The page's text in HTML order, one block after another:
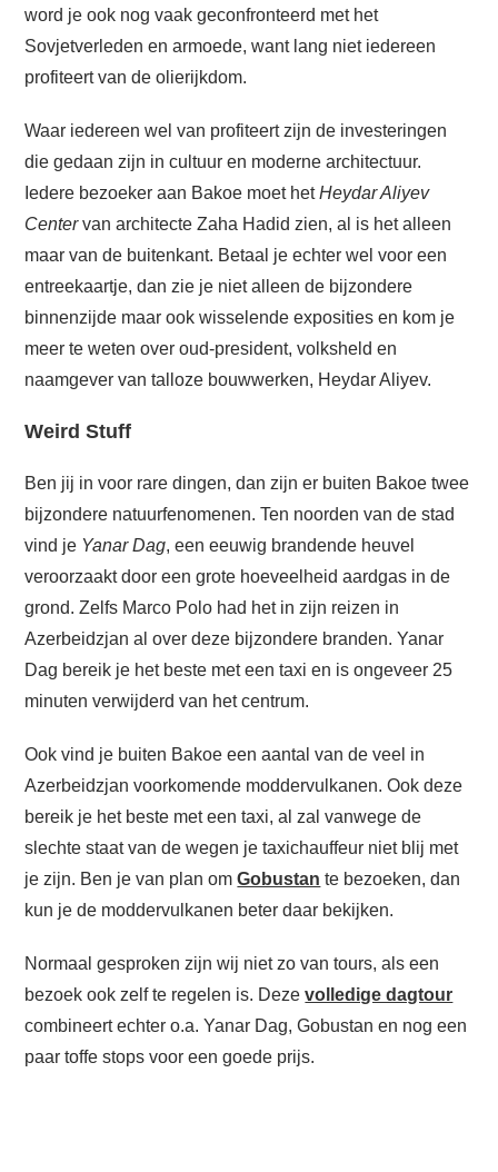
word je ook nog vaak geconfronteerd met het
Sovjetverleden en armoede, want lang niet iedereen
profiteert van de olierijkdom.
Waar iedereen wel van profiteert zijn de investeringen
die gedaan zijn in cultuur en moderne architectuur.
Iedere bezoeker aan Bakoe moet hetHeydar Aliyev
Centervan architecte Zaha Hadid zien, al is het alleen
maar van de buitenkant. Betaal je echter wel voor een
entreekaartje, dan zie je niet alleen de bijzondere
binnenzijde maar ook wisselende exposities en kom je
meer te weten over oud-president, volksheld en
naamgever van talloze bouwwerken, Heydar Aliyev.
Weird Stuff
Ben jij in voor rare dingen, dan zijn er buiten Bakoe twee
bijzondere natuurfenomenen. Ten noorden van de stad
vind je Yanar Dag, een eeuwig brandende heuvel
veroorzaakt door een grote hoeveelheid aardgas in de
grond. Zelfs Marco Polo had het in zijn reizen in
Azerbeidzjan al over deze bijzondere branden. Yanar
Dag bereik je het beste met een taxi en is ongeveer 25
minuten verwijderd van het centrum.
Ook vind je buiten Bakoe een aantal van de veel in
Azerbeidzjan voorkomende moddervulkanen. Ook deze
bereik je het beste met een taxi, al zal vanwege de
slechte staat van de wegen je taxichauffeur niet blij met
je zijn. Ben je van plan omGobustan te bezoeken, dan
kun je de moddervulkanen beter daar bekijken.
Normaal gesproken zijn wij niet zo van tours, als een
bezoek ook zelf te regelen is. Dezevolledige dagtour
combineert echter o.a. Yanar Dag, Gobustan en nog een
paar toffe stops voor een goede prijs.